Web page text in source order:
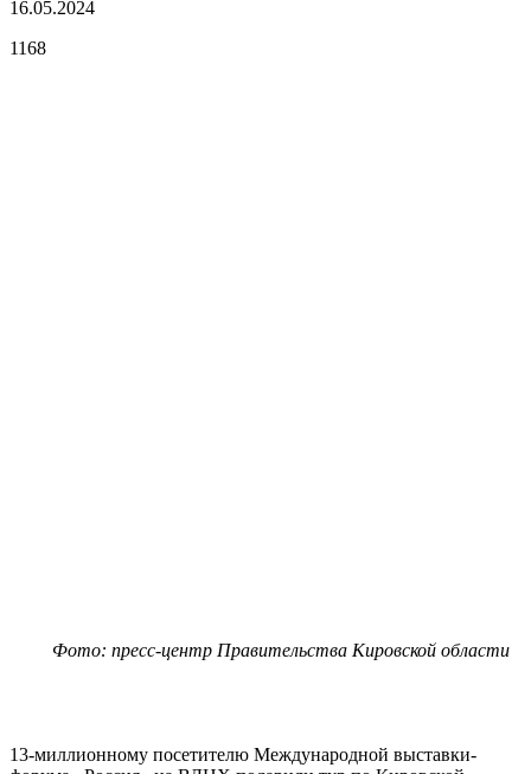
16.05.2024
1168
Фото: пресс-центр Правительства Кировской области
13-миллионному посетителю Международной выставки-